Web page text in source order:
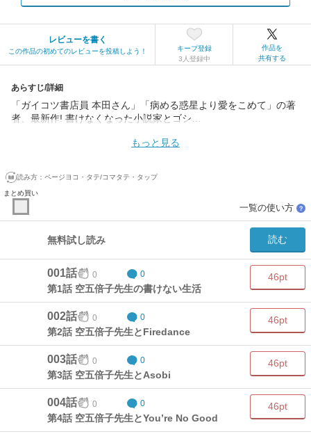
レビューを書く
この作品の初めてのレビューを投稿しよう！
キープ登録
3人登録中
作品を
共有する
あらすじ/詳細
「ガイコツ書店員 本田さん」「病める惑星より愛をこめて」の著
者、最新作! 書けなくなった小説家とゴシ…
もっと見る
読み方： ページヨコ・タテ/コマタテ・タップ
まとめ買い
一覧の使い方 ？
無料試し読み 読む
001話 0 0
第1話 空五倍子先生の書けない生活
46pt
002話 0 0
第2話 空五倍子先生とFiredance
46pt
003話 0 0
第3話 空五倍子先生とAsobi
46pt
004話 0 0
第4話 空五倍子先生とYou’re No Good
46pt